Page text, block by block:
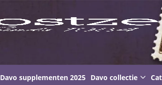
Davo supplementen 2025 Davo collectie